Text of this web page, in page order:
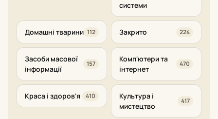
системи
Домашні тварини 112 Закрито 224
Засоби масової
інформації
157
Комп'ютери та
інтернет
470
Краса і здоров'я 410
Культура і
мистецтво
417